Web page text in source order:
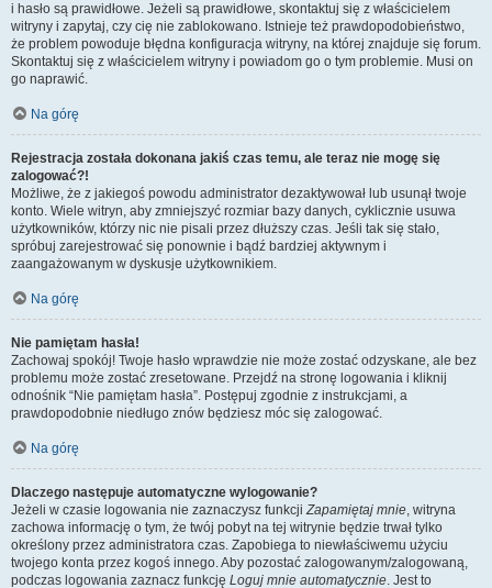
i hasło są prawidłowe. Jeżeli są prawidłowe, skontaktuj się z właścicielem
witryny i zapytaj, czy cię nie zablokowano. Istnieje też prawdopodobieństwo,
że problem powoduje błędna konfiguracja witryny, na której znajduje się forum.
Skontaktuj się z właścicielem witryny i powiadom go o tym problemie. Musi on
go naprawić.
Na górę
Rejestracja została dokonana jakiś czas temu, ale teraz nie mogę się
zalogować?!
Możliwe, że z jakiegoś powodu administrator dezaktywował lub usunął twoje
konto. Wiele witryn, aby zmniejszyć rozmiar bazy danych, cyklicznie usuwa
użytkowników, którzy nic nie pisali przez dłuższy czas. Jeśli tak się stało,
spróbuj zarejestrować się ponownie i bądź bardziej aktywnym i
zaangażowanym w dyskusje użytkownikiem.
Na górę
Nie pamiętam hasła!
Zachowaj spokój! Twoje hasło wprawdzie nie może zostać odzyskane, ale bez
problemu może zostać zresetowane. Przejdź na stronę logowania i kliknij
odnośnik “Nie pamiętam hasła”. Postępuj zgodnie z instrukcjami, a
prawdopodobnie niedługo znów będziesz móc się zalogować.
Na górę
Dlaczego następuje automatyczne wylogowanie?
Jeżeli w czasie logowania nie zaznaczysz funkcjiZapamiętaj mnie, witryna
zachowa informację o tym, że twój pobyt na tej witrynie będzie trwał tylko
określony przez administratora czas. Zapobiega to niewłaściwemu użyciu
twojego konta przez kogoś innego. Aby pozostać zalogowanym/zalogowaną,
podczas logowania zaznacz funkcję Loguj mnie automatycznie. Jest to